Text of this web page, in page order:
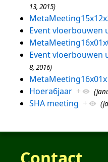
13, 2015)
Event vloerbouwen
Event vloerbouwen
8, 2016)
Hoera6jaar +
SHA meeting +